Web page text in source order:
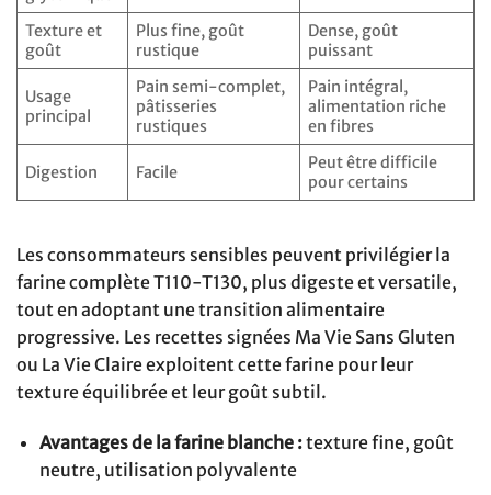
Texture et
goût
Plus fine, goût
rustique
Dense, goût
puissant
Usage
principal
Pain semi-complet,
pâtisseries
rustiques
Pain intégral,
alimentation riche
en fibres
Digestion Facile
Peut être difficile
pour certains
Les consommateurs sensibles peuvent privilégier la
farine complète T110-T130, plus digeste et versatile,
tout en adoptant une transition alimentaire
progressive. Les recettes signées Ma Vie Sans Gluten
ou La Vie Claire exploitent cette farine pour leur
texture équilibrée et leur goût subtil.
Avantages de la farine blanche :texture fine, goût
neutre, utilisation polyvalente